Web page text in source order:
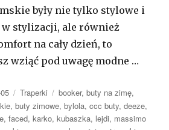
były nie tylko stylowe i
w stylizacji, ale również
na cały dzień, to
wziąć pod uwagę modne …
Kategorie
Traperki Tagi
booker,buty na zimę,
,buty zimowe,bylola,ccc buty,deeze,
,faced,karko,kubaszka, lejdi, massimo